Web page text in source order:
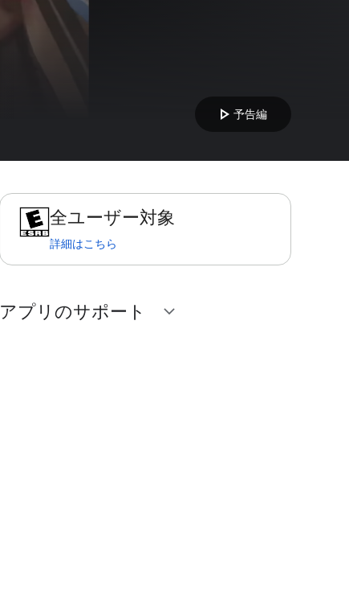
play_arrow 予告編
全ユーザー対象
詳細はこちら
アプリのサポート expand_more